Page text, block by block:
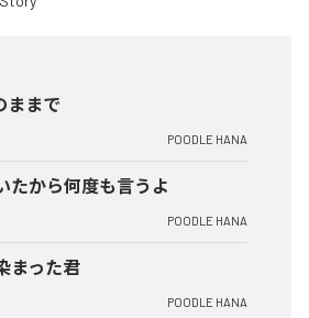
ままで
POODLE HANA
たから何度も言うよ
POODLE HANA
まった君
POODLE HANA